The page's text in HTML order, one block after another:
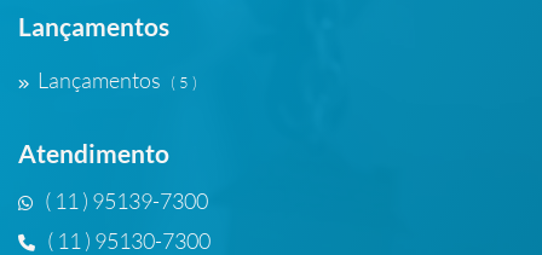
Lançamentos
Lançamentos ( 5 )
Atendimento
( 11 ) 95139-7300
( 11 ) 95130-7300